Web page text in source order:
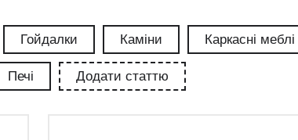
Гойдалки Каміни Каркасні меблі
Печі Додати статтю